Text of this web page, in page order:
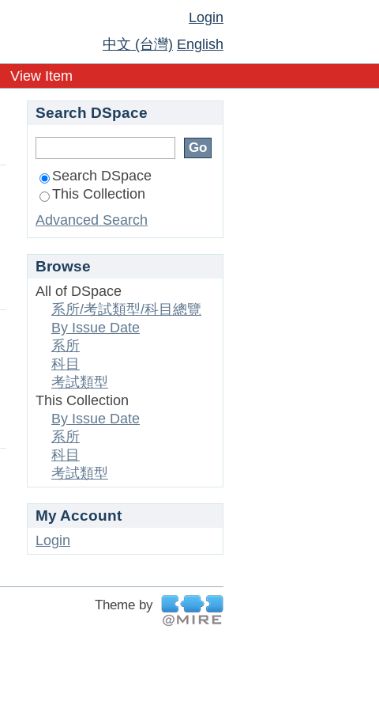
Login
中文 (台灣) English
View Item
Search DSpace
Search DSpace
This Collection
Advanced Search
Browse
All of DSpace
系所/考試類型/科目總覽
By Issue Date
系所
科目
考試類型
This Collection
By Issue Date
系所
科目
考試類型
My Account
Login
Theme by